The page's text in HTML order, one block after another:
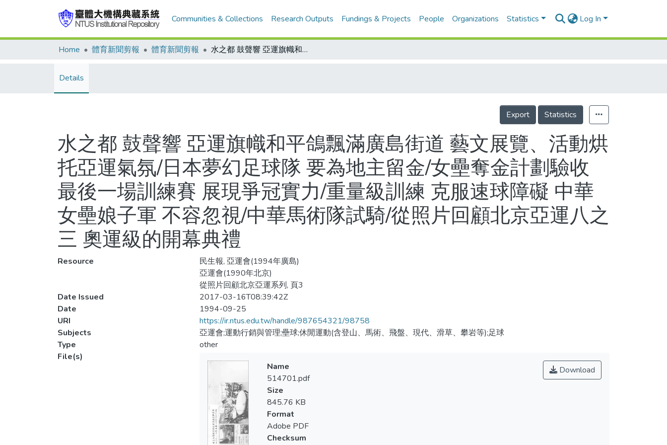
Communities & Collections Research Outputs Fundings & Projects People Organizations Statistics Log In
Home 體育新聞剪報 體育新聞剪報 水之都 鼓聲響 亞運旗幟和平鴿飄滿廣島街道 藝文展覽、活動烘托亞運氣氛/日本夢幻足球隊 要為地主留金/女壘奪金計劃驗收 最後一場訓練賽 展現爭冠實力/重量級訓練 克服速球障礙 中華女壘娘子軍 不容忽視/中華馬術隊試騎/從照片回顧北京亞運八之三 奧運級的開幕典禮
Details
Export Statistics
水之都 鼓聲響 亞運旗幟和平鴿飄滿廣島街道 藝文展覽、活動烘
托亞運氣氛/日本夢幻足球隊 要為地主留金/女壘奪金計劃驗收
最後一場訓練賽 展現爭冠實力/重量級訓練 克服速球障礙 中華
女壘娘子軍 不容忽視/中華馬術隊試騎/從照片回顧北京亞運八之
三 奧運級的開幕典禮
Resource
民生報, 亞運會(1994年廣島)
亞運會(1990年北京)
從照片回顧北京亞運系列, 頁3
Date Issued
2017-03-16T08:39:42Z
Date
1994-09-25
URI
https://ir.ntus.edu.tw/handle/987654321/98758
Subjects
亞運會;運動行銷與管理;壘球;休閒運動(含登山、馬術、飛盤、現代、滑草、攀岩等);足球
Type
other
File(s)
Download
Name
514701.pdf
Size
845.76 KB
Format
Adobe PDF
Checksum